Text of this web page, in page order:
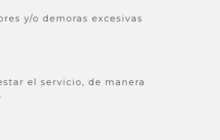
y/o demoras excesivas
el servicio, de manera